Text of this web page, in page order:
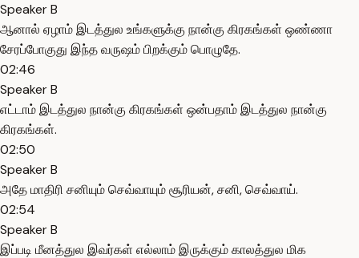
Speaker B
ஆனால் ஏழாம் இடத்துல உங்களுக்கு நான்கு கிரகங்கள் ஒண்ணா
சேரப்போகுது இந்த வருஷம் பிறக்கும் பொழுதே.
02:46
Speaker B
எட்டாம் இடத்துல நான்கு கிரகங்கள் ஒன்பதாம் இடத்துல நான்கு
கிரகங்கள்.
02:50
Speaker B
அதே மாதிரி சனியும் செவ்வாயும் சூரியன், சனி, செவ்வாய்.
02:54
Speaker B
இப்படி மீனத்துல இவர்கள் எல்லாம் இருக்கும் காலத்துல மிக